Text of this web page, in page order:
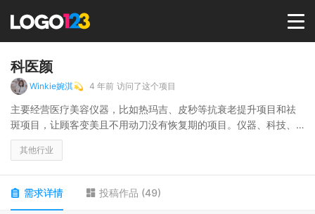
选择套餐→
商标版权
科医颜
Winkie婉淇💫 4 年前 访问了这个项目
主要经营医疗美容仪器，比如热玛吉、皮秒等抗衰老提升项目和祛
斑项目，让顾客变美且不用动刀没有恢复期的项目。仪器、科技、
变美，是核心理念。
其他行业
需求详情 投稿作品 (49)